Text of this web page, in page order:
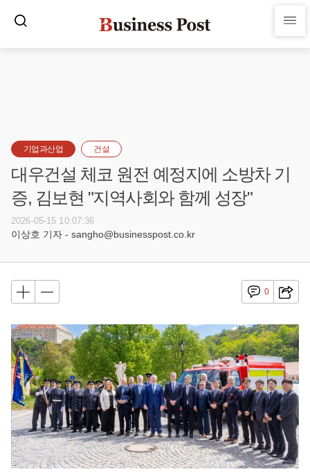
기업과산업 건설
대우건설 체코 원전 예정지에 소방차 기
증, 김보현 "지역사회와 함께 성장"
2026-05-15 10:07:36
이상호 기자 - sangho@businesspost.co.kr
0